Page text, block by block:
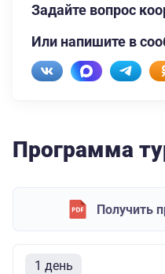
Задайте вопрос
Или напишите в
Программа
Получить
1 день